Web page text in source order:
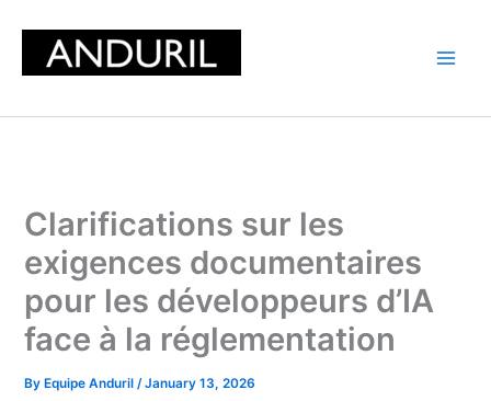
content
Clarifications sur les
exigences documentaires
pour les développeurs d’IA
face à la réglementation
By Equipe Anduril/January 13, 2026